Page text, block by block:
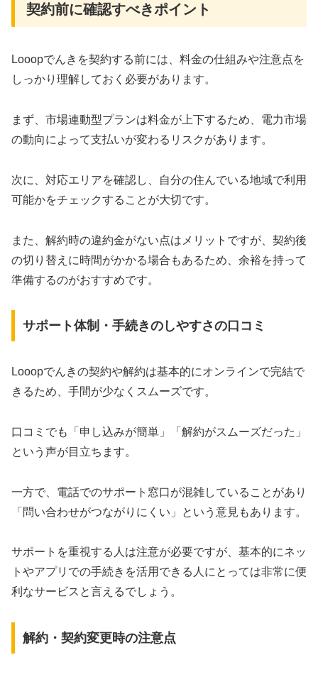
契約前に確認すべきポイント
Looopでんきを契約する前には、料金の仕組みや注意点を
しっかり理解しておく必要があります。
まず、市場連動型プランは料金が上下するため、電力市場
の動向によって支払いが変わるリスクがあります。
次に、対応エリアを確認し、自分の住んでいる地域で利用
可能かをチェックすることが大切です。
また、解約時の違約金がない点はメリットですが、契約後
の切り替えに時間がかかる場合もあるため、余裕を持って
準備するのがおすすめです。
サポート体制・手続きのしやすさの口コミ
Looopでんきの契約や解約は基本的にオンラインで完結で
きるため、手間が少なくスムーズです。
口コミでも「申し込みが簡単」「解約がスムーズだった」
という声が目立ちます。
一方で、電話でのサポート窓口が混雑していることがあり
「問い合わせがつながりにくい」という意見もあります。
サポートを重視する人は注意が必要ですが、基本的にネッ
トやアプリでの手続きを活用できる人にとっては非常に便
利なサービスと言えるでしょう。
解約・契約変更時の注意点